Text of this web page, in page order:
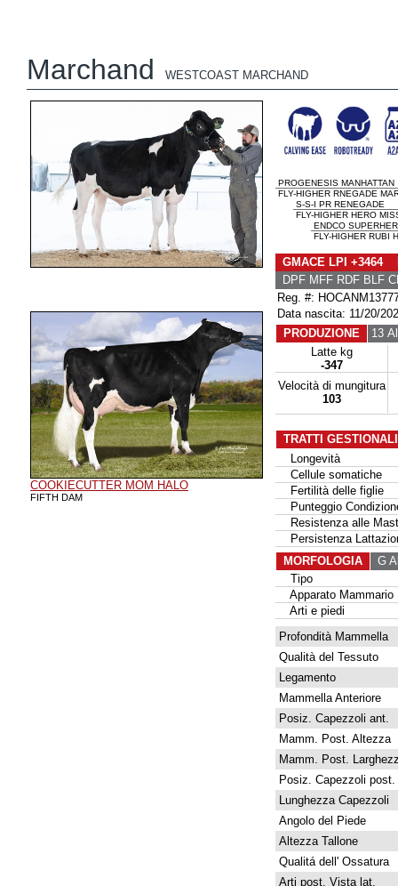
Marchand WESTCOAST MARCHAND
COOKIECUTTER MOM HALO
FIFTH DAM
PROGENESIS MANHATTAN
FLY-HIGHER RNEGADE
S-S-I PR RENEGADE
FLY-HIGHER HERO
ENDCO
FLY-HIGHER RUBI
GMACE LPI +3464
DPF MFF RDF BLF
Reg. #:
Data nascita: 11/20/
PRODUZIONE
13
Latte kg
-347
Velocità di mungitura
103
TRATTI
Longevità
Cellule somatiche
Fertilità delle figlie
Punteggio
Resistenza alle
Persistenza
MORFOLOGIA
G
Tipo
Apparato Mammario
Arti e piedi
Profondità Mammella
Qualità del Tessuto
Legamento
Mammella Anteriore
Posiz. Capezzoli ant.
Mamm. Post. Altezza
Mamm. Post.
Posiz. Capezzoli post.
Lunghezza Capezzoli
Angolo del Piede
Altezza Tallone
Qualitá dell' Ossatura
Arti post. Vista lat.